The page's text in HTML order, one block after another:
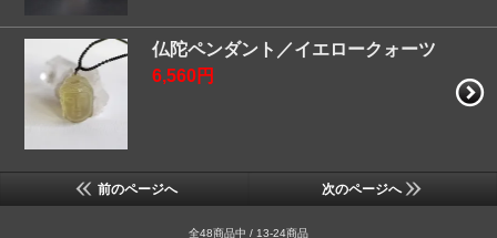
仏陀ペンダント／イエロークォーツ
6,560円
前のページへ 次のページへ
全48商品中 / 13-24商品